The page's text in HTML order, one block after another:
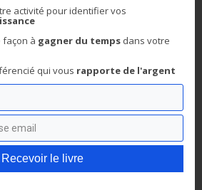
votre
le potentiel maximum de votre
quel niveau de prix, vous pouvez
d’affaires total généré par
de votre ville, de même
comparez-vous à eux.
dessus du marché
activité pouridentifier vos
façon à gagner du temps dans votre
qui vous rapporte de l'argent
Recevoir le livre